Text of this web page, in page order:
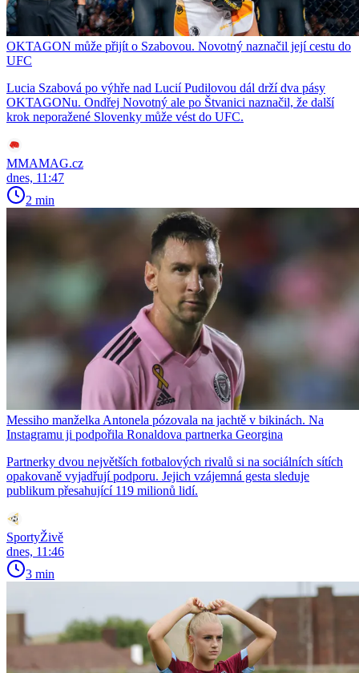
OKTAGON může přijít o Szabovou. Novotný naznačil její cestu do
UFC
Lucia Szabová po výhře nad Lucií Pudilovou dál drží dva pásy
OKTAGONu. Ondřej Novotný ale po Štvanici naznačil, že další
krok neporažené Slovenky může vést do UFC.
MMAMAG.cz
dnes, 11:47
2 min
Messiho manželka Antonela pózovala na jachtě v bikinách. Na
Instagramu ji podpořila Ronaldova partnerka Georgina
Partnerky dvou největších fotbalových rivalů si na sociálních sítích
opakovaně vyjadřují podporu. Jejich vzájemná gesta sleduje
publikum přesahující 119 milionů lidí.
SportyŽivě
dnes, 11:46
3 min